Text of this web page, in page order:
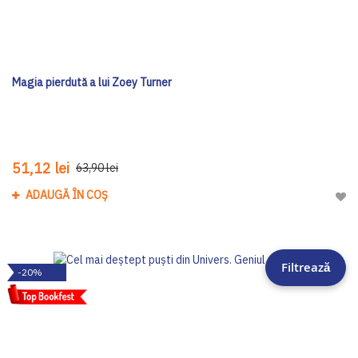
Magia pierdută a lui Zoey Turner
51,12 lei 63,90 lei
ADAUGĂ ÎN COȘ
-20% Filtrează